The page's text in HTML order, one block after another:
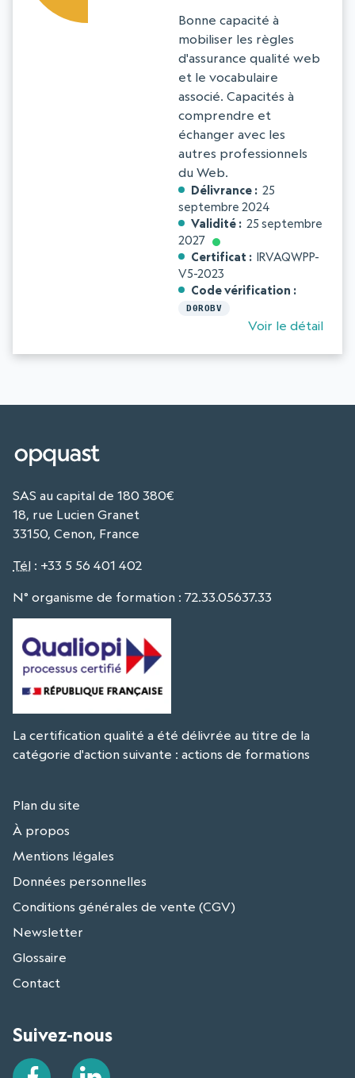
Bonne capacité à
mobiliser les règles
d'assurance qualité web
et le vocabulaire
associé. Capacités à
comprendre et
échanger avec les
autres professionnels
du Web.
Délivrance
25
septembre 2024
Validité
25 septembre
2027
Certificat
IRVAQWPP-
V5-2023
Code vérification
D0ROBV
Voir le détail
SAS au capital de 180 380€
18, rue Lucien Granet
33150, Cenon, France
Tél : +33 5 56 401 402
N° organisme de formation : 72.33.05637.33
La certification qualité a été délivrée au titre de la
catégorie d'action suivante : actions de formations
Plan du site
À propos
Mentions légales
Données personnelles
Conditions générales de vente (CGV)
Newsletter
Glossaire
Contact
Suivez-nous
Facebook